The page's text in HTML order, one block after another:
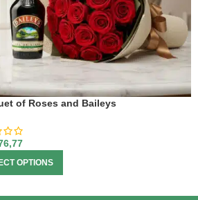
of Roses and Baileys
OPTIONS